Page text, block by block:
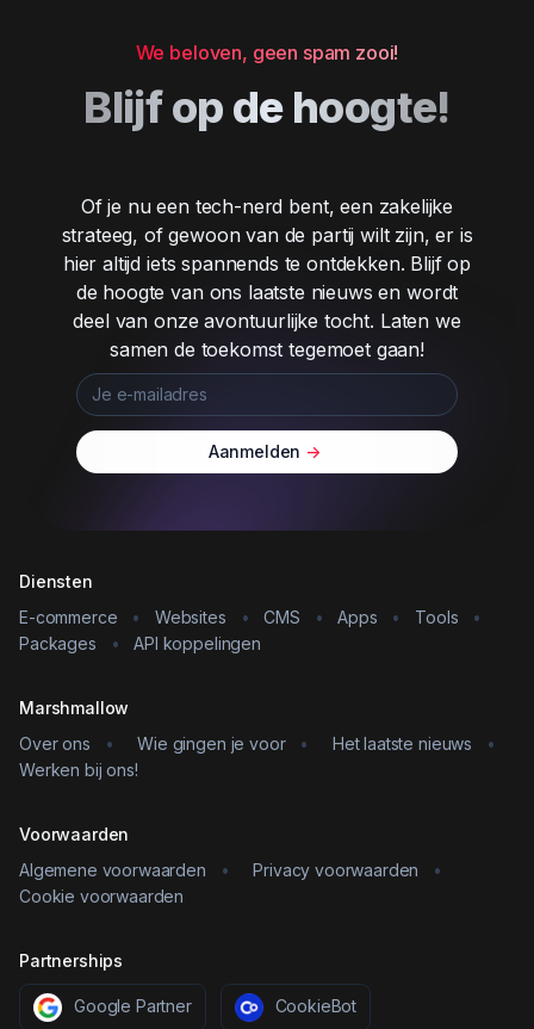
We beloven, geen spam zooi!
Blijf op de hoogte!
Of je nu een tech-nerd bent, een zakelijke
strateeg, of gewoon van de partij wilt zijn, er is
hier altijd iets spannends te ontdekken. Blijf op
de hoogte van ons laatste nieuws en wordt
deel van onze avontuurlijke tocht. Laten we
samen de toekomst tegemoet gaan!
Aanmelden ->
Diensten
E-commerce
• Websites • CMS • Apps • Tools
•
Packages
• API koppelingen
Marshmallow
Over ons
• Wie gingen je voor • Het laatste nieuws
•
Werken bij ons!
Voorwaarden
Algemene voorwaarden
• Privacy voorwaarden
•
Cookie voorwaarden
Partnerships
Google Partner CookieBot